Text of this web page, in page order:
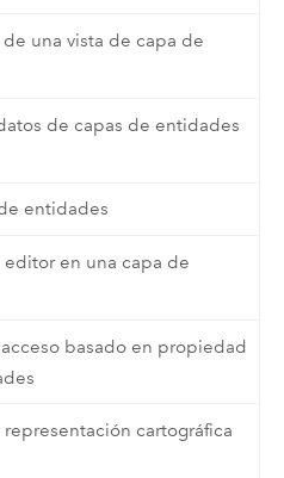
una vista de capa de
de capas de entidades
entidades
en una capa de
basado en propiedad
cartográfica